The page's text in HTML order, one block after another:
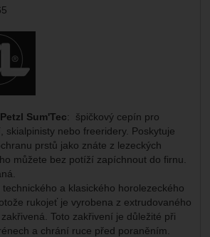
Sum'Tec: špičkový cepín pro
skialpinisty nebo freeridery. Poskytuje
prstů jako znáte z lezeckých
můžete bez potíží zapíchnout do firnu.
a klasického horolezeckého
rukojeť je vyrobena z extrudovaného
Toto zakřivení je důležité při
a chrání ruce před poraněním.